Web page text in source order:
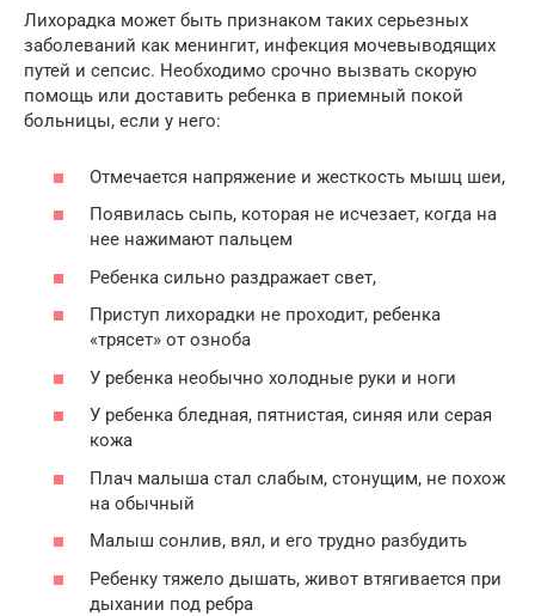
Лихорадка может быть признаком таких серьезных
заболеваний как менингит, инфекция мочевыводящих
путей и сепсис. Необходимо срочно вызвать скорую
помощь или доставить ребенка в приемный покой
больницы, если у него:
Отмечается напряжение и жесткость мышц шеи,
Появилась сыпь, которая не исчезает, когда на
нее нажимают пальцем
Ребенка сильно раздражает свет,
Приступ лихорадки не проходит, ребенка
«трясет» от озноба
У ребенка необычно холодные руки и ноги
У ребенка бледная, пятнистая, синяя или серая
кожа
Плач малыша стал слабым, стонущим, не похож
на обычный
Малыш сонлив, вял, и его трудно разбудить
Ребенку тяжело дышать, живот втягивается при
дыхании под ребра